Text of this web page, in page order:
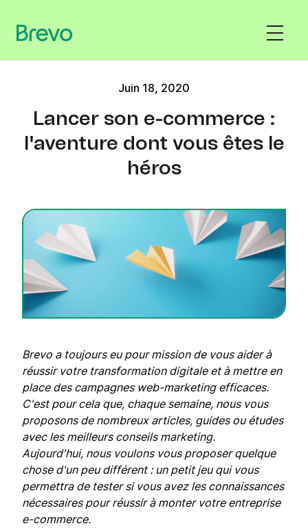
Juin 18, 2020
Lancer son e-commerce :
l'aventure dont vous êtes le
héros
Brevo a toujours eu pour mission de vous aider à
réussir votre transformation digitale et à mettre en
place des campagnes web-marketing efficaces.
C'est pour cela que, chaque semaine, nous vous
proposons de nombreux articles, guides ou études
avec les meilleurs conseils marketing.
Aujourd'hui, nous voulons vous proposer quelque
chose d'un peu différent : un petit jeu qui vous
permettra de tester si vous avez les connaissances
nécessaires pour réussir à monter votre entreprise
e-commerce.